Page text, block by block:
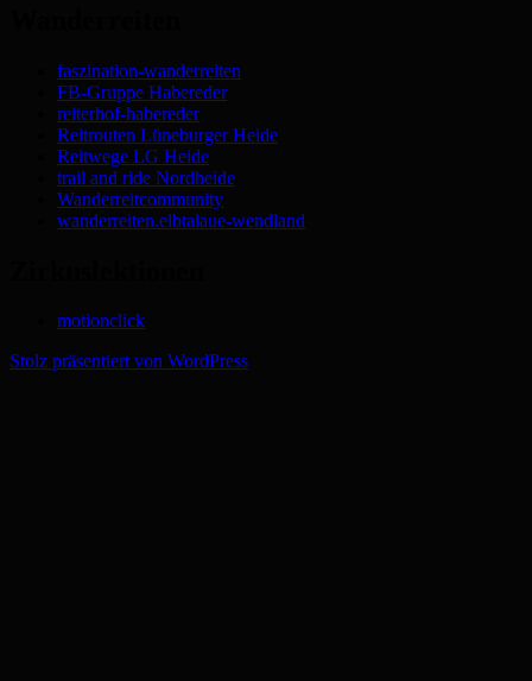
faszination-wanderreiten
FB-Gruppe Habereder
reiterhof-habereder
Reitrouten Lüneburger Heide
Reitwege LG Heide
trail and ride Nordheide
Wanderreitcommunity
wanderreiten.elbtalaue-wendland
motionclick
Stolz präsentiert von WordPress